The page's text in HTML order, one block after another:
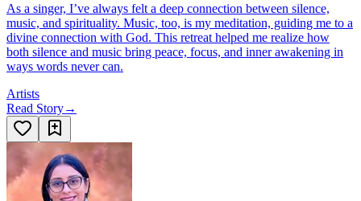
As a singer, I’ve always felt a deep connection between silence,
music, and spirituality. Music, too, is my meditation, guiding me to a
divine connection with God. This retreat helped me realize how
both silence and music bring peace, focus, and inner awakening in
ways words never can.
Artists
Read Story→